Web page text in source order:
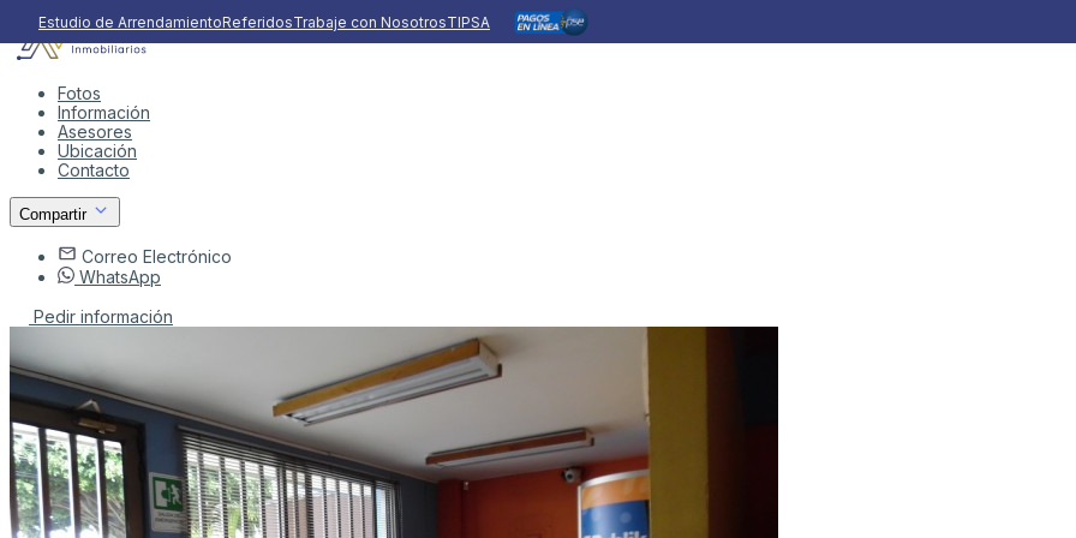
Estudio de ArrendamientoReferidosTrabaje con NosotrosTIPSA
Fotos
Información
Asesores
Ubicación
Contacto
Compartir
Correo Electrónico
WhatsApp
Pedir información